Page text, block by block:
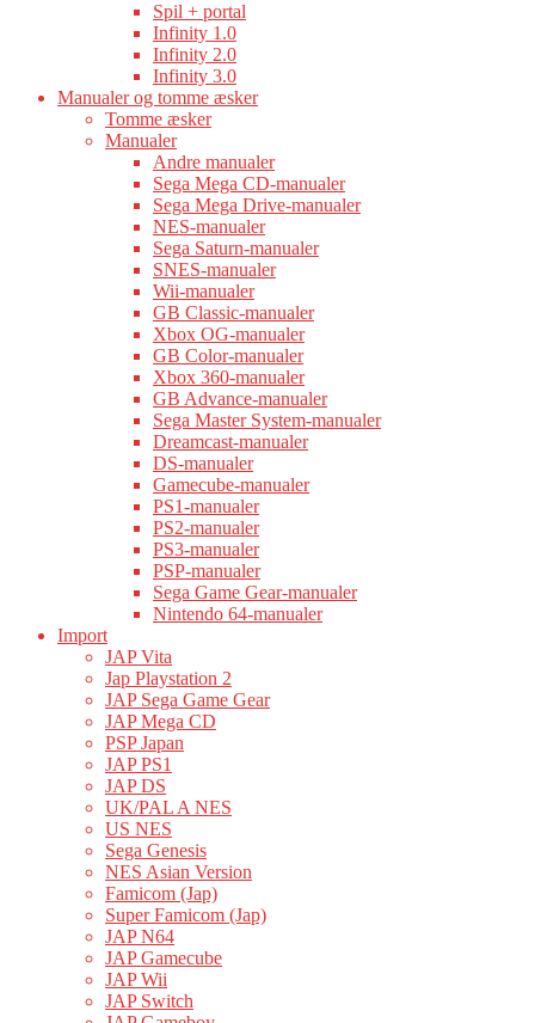
Spil + portal
Infinity 1.0
Infinity 2.0
Infinity 3.0
Manualer og tomme æsker
Tomme æsker
Manualer
Andre manualer
Sega Mega CD-manualer
Sega Mega Drive-manualer
NES-manualer
Sega Saturn-manualer
SNES-manualer
Wii-manualer
GB Classic-manualer
Xbox OG-manualer
GB Color-manualer
Xbox 360-manualer
GB Advance-manualer
Sega Master System-manualer
Dreamcast-manualer
DS-manualer
Gamecube-manualer
PS1-manualer
PS2-manualer
PS3-manualer
PSP-manualer
Sega Game Gear-manualer
Nintendo 64-manualer
Import
JAP Vita
Jap Playstation 2
JAP Sega Game Gear
JAP Mega CD
PSP Japan
JAP PS1
JAP DS
UK/PAL A NES
US NES
Sega Genesis
NES Asian Version
Famicom (Jap)
Super Famicom (Jap)
JAP N64
JAP Gamecube
JAP Wii
JAP Switch